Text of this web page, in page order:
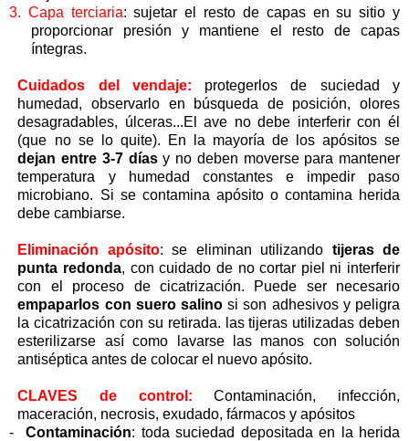
3. Capa terciaria: sujetar el resto de capas en su sitio y
proporcionar presión y mantiene el resto de capas
íntegras.
Cuidados del vendaje: protegerlos de suciedad y
humedad,
observarlo en búsqueda de posición, olores
desagradables, úlceras...El ave no debe interferir con él
(que no se lo quite). En la mayoría de los apósitos se
dejan entre 3-7 díasy no deben moverse para mantener
temperatura y humedad constantes e impedir paso
microbiano. Si se contamina apósito o contamina herida
debe cambiarse.
Eliminación apósito: se eliminan utilizando tijeras de
punta redonda, con cuidado de no cortar piel ni interferir
con el proceso de cicatrización. Puede ser necesario
empaparlos con suero salino si son adhesivos y peligra
la cicatrización con su retirada. las tijeras utilizadas deben
esterilizarse así como lavarse las manos con solución
antiséptica antes de colocar el nuevo apósito.
CLAVES de control: Contaminación, infección,
maceración, necrosis, exudado, fármacos y apósitos
- Contaminación: toda suciedad depositada en la herida